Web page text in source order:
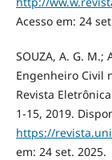
Acesso em: 24
SOUZA, A. G. M.;
Engenheiro Civil
Revista
1-15, 2019.
https://
em: 24 set. 2025.